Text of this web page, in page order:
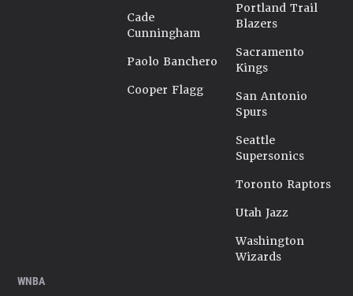
Cade
Cunningham
Paolo Banchero
Cooper Flagg
Portland Trail
Blazers
Sacramento
Kings
San Antonio
Spurs
Seattle
Supersonics
Toronto Raptors
Utah Jazz
Washington
Wizards
WNBA